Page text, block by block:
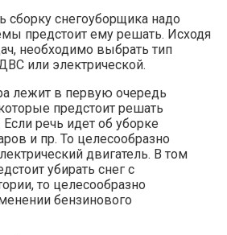
сборку снегоуборщика надо
предстоит ему решать. Исходя
необходимо выбрать тип
или электрической.
лежит в первую очередь
предстоит решать
речь идет об уборке
и пр. То целесообразно
двигатель. В том
убирать снег с
то целесообразно
бензинового